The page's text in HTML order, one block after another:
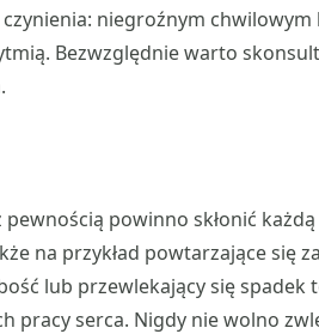
niegroźnym chwilowym
Bezwzględnie warto
powinno skłonić
na przykład powtarzające się
lub przewlekający się
pracy serca. Nigdy nie wolno